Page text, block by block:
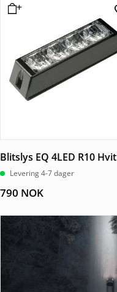
Blitslys EQ 4LED R10 Hvit
Levering 4-7 dager
790 NOK